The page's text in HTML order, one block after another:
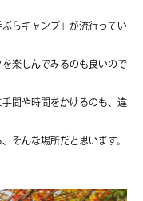
らキャンプ」が流行ってい
楽しんでみるのも良いので
間や時間をかけるのも、違
そんな場所だと思います。